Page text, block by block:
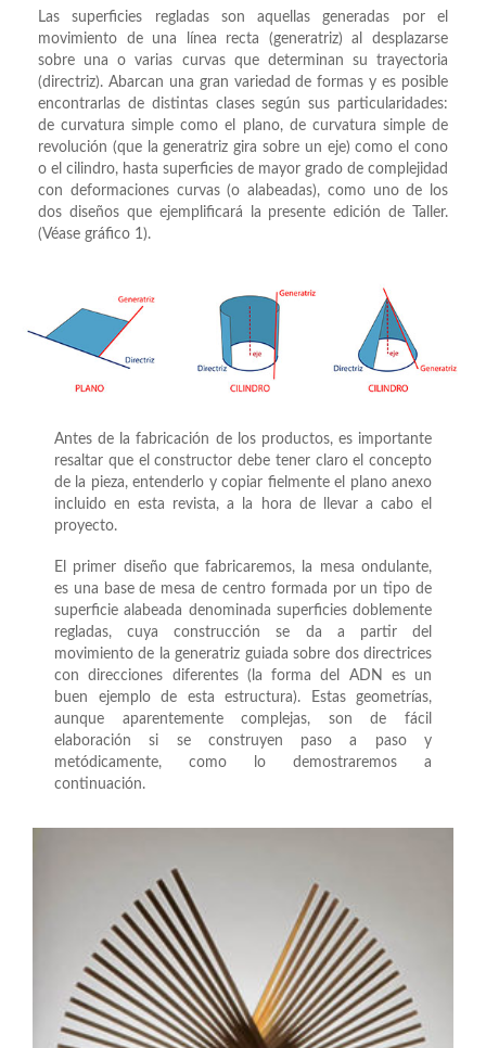
Las superficies regladas son aquellas generadas por el
movimiento de una línea recta (generatriz) al desplazarse
sobre una o varias curvas que determinan su trayectoria
(directriz). Abarcan una gran variedad de formas y es posible
encontrarlas de distintas clases según sus particularidades:
de curvatura simple como el plano, de curvatura simple de
revolución (que la generatriz gira sobre un eje) como el cono
o el cilindro, hasta superficies de mayor grado de complejidad
con deformaciones curvas (o alabeadas), como uno de los
dos diseños que ejemplificará la presente edición de Taller.
(Véase gráfico 1).
Antes de la fabricación de los productos, es importante
resaltar que el constructor debe tener claro el concepto
de la pieza, entenderlo y copiar fielmente el plano anexo
incluido en esta revista, a la hora de llevar a cabo el
proyecto.
El primer diseño que fabricaremos, la mesa ondulante,
es una base de mesa de centro formada por un tipo de
superficie alabeada denominada superficies doblemente
regladas, cuya construcción se da a partir del
movimiento de la generatriz guiada sobre dos directrices
con direcciones diferentes (la forma del ADN es un
buen ejemplo de esta estructura). Estas geometrías,
aunque aparentemente complejas, son de fácil
elaboración si se construyen paso a paso y
metódicamente, como lo demostraremos a
continuación.